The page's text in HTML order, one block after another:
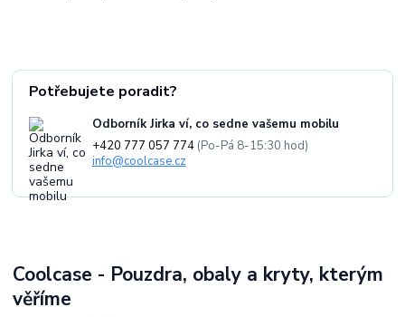
Potřebujete poradit?
Odborník Jirka ví, co sedne vašemu mobilu
+420 777 057 774 (Po-Pá 8-15:30 hod)
info@coolcase.cz
Coolcase - Pouzdra, obaly a kryty, kterým
věříme